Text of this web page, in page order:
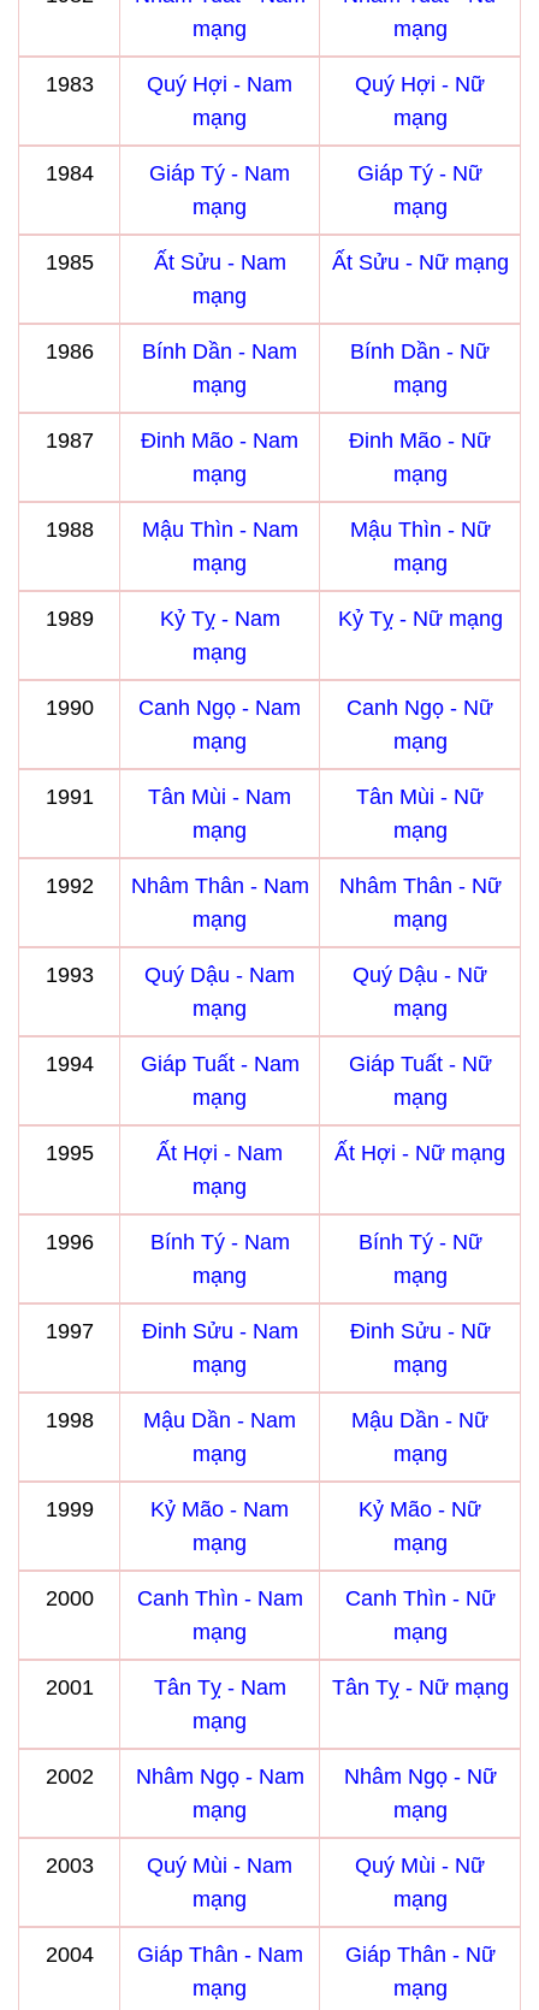
mạng
mạng
1983
Quý Hợi - Nam
mạng
Quý Hợi - Nữ
mạng
1984
Giáp Tý - Nam
mạng
Giáp Tý - Nữ
mạng
1985
Ất Sửu - Nam
mạng
Ất Sửu - Nữ mạng
1986
Bính Dần - Nam
mạng
Bính Dần - Nữ
mạng
1987
Đinh Mão - Nam
mạng
Đinh Mão - Nữ
mạng
1988
Mậu Thìn - Nam
mạng
Mậu Thìn - Nữ
mạng
1989
Kỷ Tỵ - Nam
mạng
Kỷ Tỵ - Nữ mạng
1990
Canh Ngọ - Nam
mạng
Canh Ngọ - Nữ
mạng
1991
Tân Mùi - Nam
mạng
Tân Mùi - Nữ
mạng
1992
Nhâm Thân - Nam
mạng
Nhâm Thân - Nữ
mạng
1993
Quý Dậu - Nam
mạng
Quý Dậu - Nữ
mạng
1994
Giáp Tuất - Nam
mạng
Giáp Tuất - Nữ
mạng
1995
Ất Hợi - Nam
mạng
Ất Hợi - Nữ mạng
1996
Bính Tý - Nam
mạng
Bính Tý - Nữ
mạng
1997
Đinh Sửu - Nam
mạng
Đinh Sửu - Nữ
mạng
1998
Mậu Dần - Nam
mạng
Mậu Dần - Nữ
mạng
1999
Kỷ Mão - Nam
mạng
Kỷ Mão - Nữ
mạng
2000
Canh Thìn - Nam
mạng
Canh Thìn - Nữ
mạng
2001
Tân Tỵ - Nam
mạng
Tân Tỵ - Nữ mạng
2002
Nhâm Ngọ - Nam
mạng
Nhâm Ngọ - Nữ
mạng
2003
Quý Mùi - Nam
mạng
Quý Mùi - Nữ
mạng
2004
Giáp Thân - Nam
mạng
Giáp Thân - Nữ
mạng